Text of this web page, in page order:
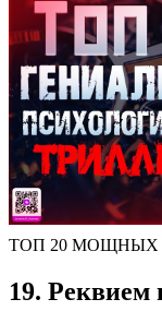
ТОП 20 МОЩНЫХ
19. Реквием